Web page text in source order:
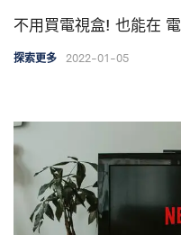
不用買電視盒! 也能在
探索更多 2022-01-05